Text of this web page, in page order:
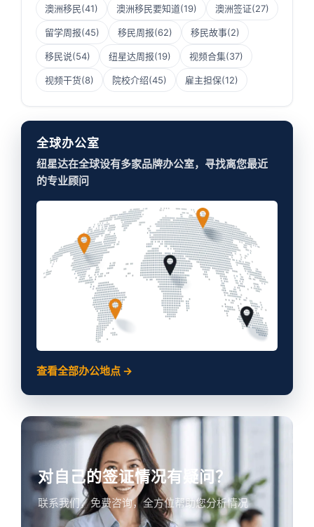
澳洲移民(41) 澳洲移民要知道(19) 澳洲签证(27)
留学周报(45) 移民周报(62) 移民故事(2)
移民说(54) 纽星达周报(19) 视频合集(37)
视频干货(8) 院校介绍(45) 雇主担保(12)
全球办公室
纽星达在全球设有多家品牌办公室，寻找离您最近
的专业顾问
查看全部办公地点 →
对自己的签证情况有疑问？
联系我们，免费咨询，全方位帮助您分析情况